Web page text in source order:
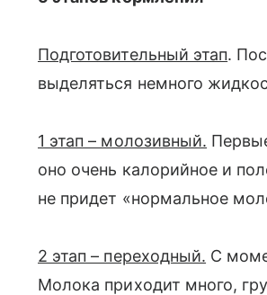
Подготовительный этап.
выделяться немного
1 этап – молозивный.
оно очень калорийное и
не придет «нормальное
2 этап – переходный. С
Молока приходит много,